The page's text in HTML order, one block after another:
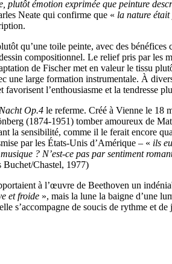
plutôt émotion exprimée que peinture
Neate qui confirme que « la nature
qu’une toile peinte, avec des
compositionnel. Le relief pris par les
de Fischer met en valeur le tissu
une large formation instrumentale. À
l’enthousiasme et la tendresse
Op.4 le referme. Créé à Vienne le 18
(1874-1951) tomber amoureux de
la sensibilité, comme il le ferait encore
par les États-Unis d’Amérique – « ils
? N’est-ce pas par sentiment
Buchet/Chastel, 1977)
à l’œuvre de Beethoven un
et froide », mais la lune la baigne d’une
s’accompagne de soucis de rythme et de